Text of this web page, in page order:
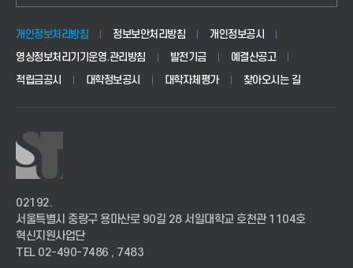
정보통신공학과
소프트웨어공학과
AI융합콘텐츠학과
건축과
생명화학공학과
교양교육센터
학생상담센터
평생교육원
혁신지원사업단
산학협력단
개인정보처리방침 정보보안처리방침
개인정보공시
영상정보처리기기운영.관리방침
발전기금
예결산공고
적립금공시
대학정보공시 대학자체평가 찾아오시는 길
02192.
서울특별시 중랑구 용마산로 90길 28 서일대학교 호천관 1104호
혁신지원사업단
TEL 02-490-7486 , 7483